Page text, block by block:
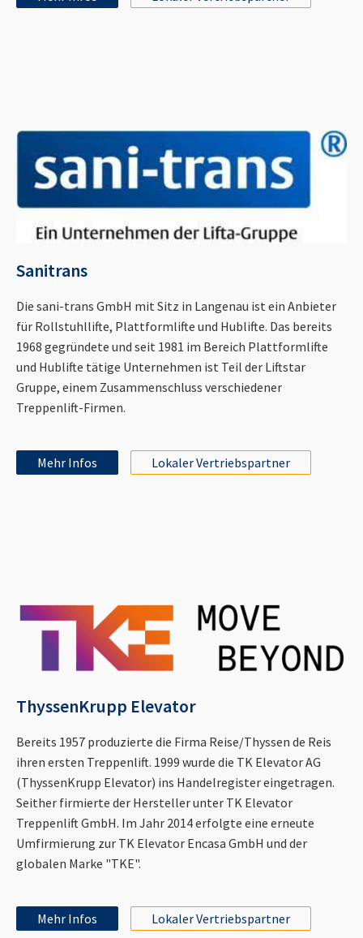
Sanitrans
Die sani-trans GmbH mit Sitz in Langenau ist ein Anbieter
für Rollstuhllifte, Plattformlifte und Hublifte. Das bereits
1968 gegründete und seit 1981 im Bereich Plattformlifte
und Hublifte tätige Unternehmen ist Teil der Liftstar
Gruppe, einem Zusammenschluss verschiedener
Treppenlift-Firmen.
Mehr Infos Lokaler Vertriebspartner
ThyssenKrupp Elevator
Bereits 1957 produzierte die Firma Reise/Thyssen de Reis
ihren ersten Treppenlift. 1999 wurde die TK Elevator AG
(ThyssenKrupp Elevator) ins Handelregister eingetragen.
Seither firmierte der Hersteller unter TK Elevator
Treppenlift GmbH. Im Jahr 2014 erfolgte eine erneute
Umfirmierung zur TK Elevator Encasa GmbH und der
globalen Marke "TKE".
Mehr Infos Lokaler Vertriebspartner